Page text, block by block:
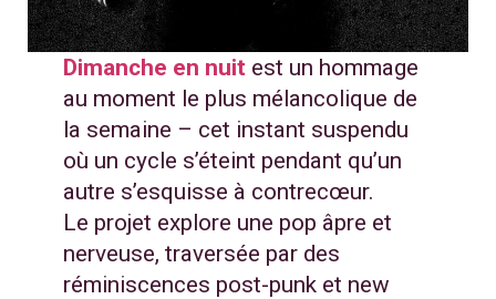
Dimanche en nuitest un hommage
au moment le plus mélancolique de
la semaine – cet instant suspendu
où un cycle s’éteint pendant qu’un
autre s’esquisse à contrecœur.
Le projet explore une pop âpre et
nerveuse, traversée par des
réminiscences post-punk et new